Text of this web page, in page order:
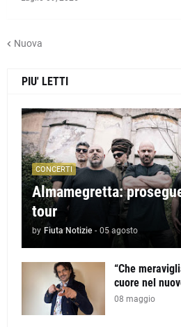
Nuova
PIU' LETTI
CONCERTI
Almamegretta:
tour
by Fiuta Notizie - 05 agosto
“Che
cuore nel
08 maggio